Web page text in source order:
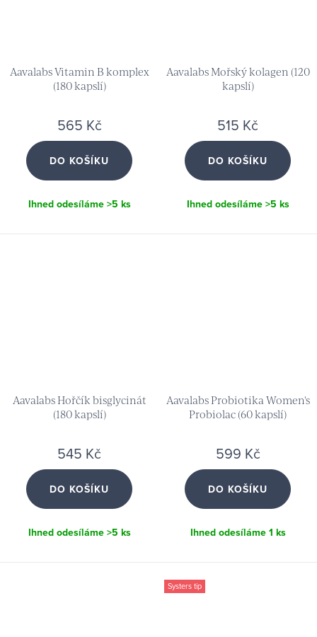
Aavalabs Vitamin B komplex
(180 kapslí)
565 Kč
DO KOŠÍKU
Ihned odesíláme >5 ks
Aavalabs Mořský kolagen (120
kapslí)
515 Kč
DO KOŠÍKU
Ihned odesíláme >5 ks
Aavalabs Hořčík bisglycinát
(180 kapslí)
545 Kč
DO KOŠÍKU
Ihned odesíláme >5 ks
Aavalabs Probiotika Women's
Probiolac (60 kapslí)
599 Kč
DO KOŠÍKU
Ihned odesíláme 1 ks
Systers tip